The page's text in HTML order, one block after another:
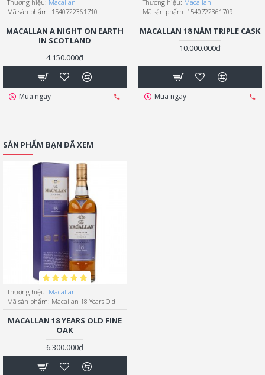
Thương hiệu: Macallan
Mã sản phẩm: 1540722361710
MACALLAN A NIGHT ON EARTH
IN SCOTLAND
4.150.000đ
Mua ngay
Thương hiệu: Macallan
Mã sản phẩm: 1540722361709
MACALLAN 18 NĂM TRIPLE CASK
10.000.000đ
Mua ngay
SẢN PHẨM BẠN ĐÃ XEM
Thương hiệu: Macallan
Mã sản phẩm: Macallan 18 Years Old
MACALLAN 18 YEARS OLD FINE
OAK
6.300.000đ